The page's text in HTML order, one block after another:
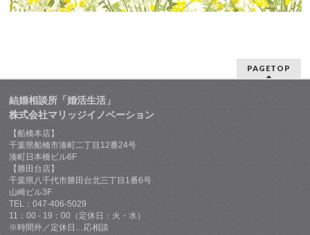
PAGETOP
結婚相談所「婚活生活」
株式会社マリッジイノベーション
【船橋本店】
千葉県船橋市湊町二丁目12番24号
湊町日本橋ビル6F
【勝田台店】
千葉県八千代市勝田台北三丁目1番6号
山崎ビル3F
TEL：047-406-5029
11：00 - 19：00（定休日：火・水）
※時間外／定休日…応相談